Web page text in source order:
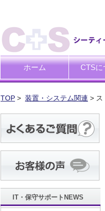
ホーム CTSに
TOP > 装置・システム関連 > ス
IT・保守サポートNEWS